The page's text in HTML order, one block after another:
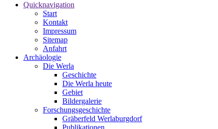
Quicknavigation
Start
Kontakt
Impressum
Sitemap
Anfahrt
Archäologie
Die Werla
Geschichte
Die Werla heute
Gebiet
Bildergalerie
Forschungsgeschichte
Gräberfeld Werlaburgdorf
Publikationen